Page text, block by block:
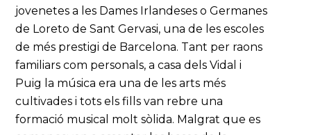
jovenetes a les Dames Irlandeses o Germanes
de Loreto de Sant Gervasi, una de les escoles
de més prestigi de Barcelona. Tant per raons
familiars com personals, a casa dels Vidal i
Puig la música era una de les arts més
cultivades i tots els fills van rebre una
formació musical molt sòlida. Malgrat que es